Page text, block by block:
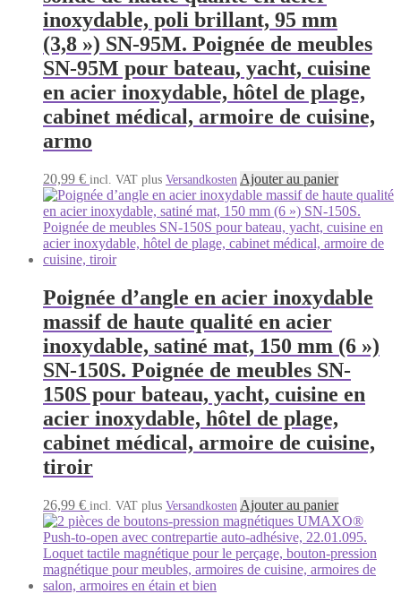
inoxydable, poli brillant, 95 mm
(3,8 ») SN-95M. Poignée de meubles
SN-95M pour bateau, yacht, cuisine
en acier inoxydable, hôtel de plage,
cabinet médical, armoire de cuisine,
armo
20,99 € incl. VAT plus Versandkosten Ajouter au panier
Poignée d’angle en acier inoxydable
massif de haute qualité en acier
inoxydable, satiné mat, 150 mm (6 »)
SN-150S. Poignée de meubles SN-
150S pour bateau, yacht, cuisine en
acier inoxydable, hôtel de plage,
cabinet médical, armoire de cuisine,
tiroir
26,99 € incl. VAT plus Versandkosten Ajouter au panier